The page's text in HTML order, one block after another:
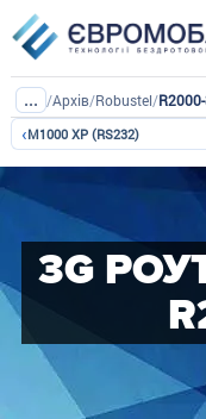
... /Архів/Robustel/
‹M1000 XP (RS232)
3G